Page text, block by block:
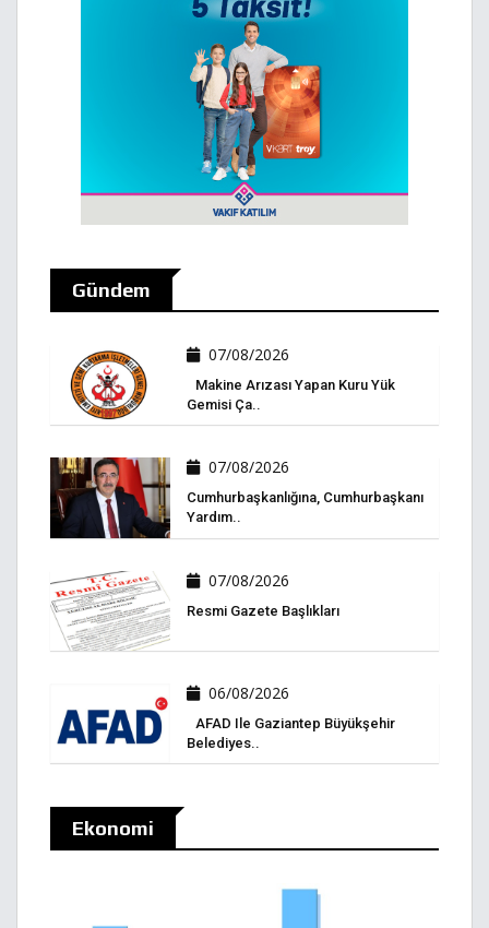
Gündem
07/08/2026
Makine Arızası Yapan Kuru Yük
Gemisi Ça..
07/08/2026
Cumhurbaşkanlığına, Cumhurbaşkanı
Yardım..
07/08/2026
Resmi Gazete Başlıkları
06/08/2026
AFAD Ile Gaziantep Büyükşehir
Belediyes..
Ekonomi